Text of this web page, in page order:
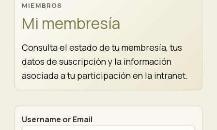
MIEMBROS
Mi membresía
Consulta el estado de tu membresía, tus
datos de suscripción y la información
asociada a tu participación en la intranet.
Username or Email